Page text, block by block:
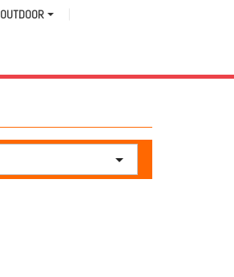
OUTDOOR
